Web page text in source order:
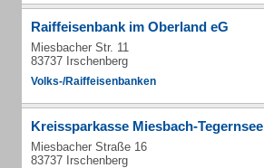
Raiffeisenbank im Oberland eG
Miesbacher Str. 11
83737 Irschenberg
Volks-/Raiffeisenbanken
Kreissparkasse Miesbach-Tegernsee
Miesbacher Straße 16
83737 Irschenberg